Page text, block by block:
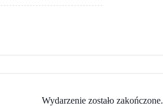
Wydarzenie zostało zakończone.